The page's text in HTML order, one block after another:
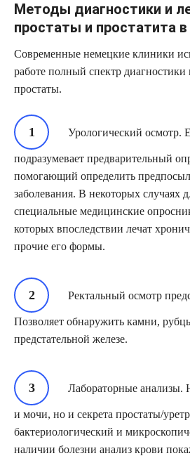
Методы диагностики и
простаты и простатита в
Современные немецкие клиники
работе полный спектр
простаты.
Урологический осмотр.
подразумевает предварительный
помогающий определить
заболевания. В некоторых случаях
специальные медицинские
которых впоследствии лечат
прочие его формы.
Ректальный осмотр
Позволяет обнаружить камни,
предстательной железе.
Лабораторные анализы.
и мочи, но и секрета простаты/
бактериологический и
наличии болезни анализ крови